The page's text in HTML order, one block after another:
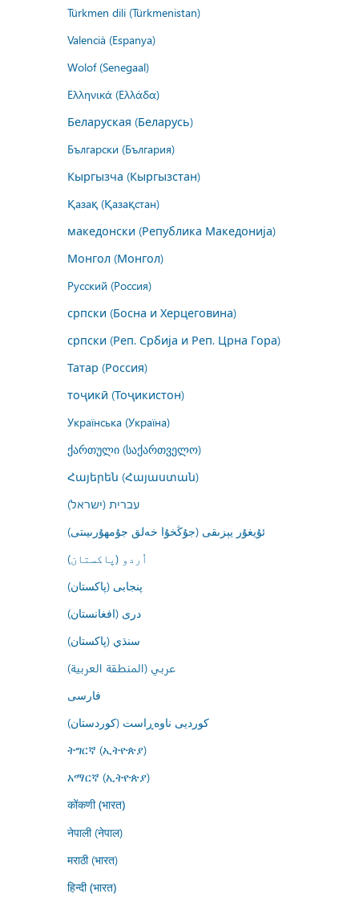
Türkmen dili (Türkmenistan)
Valencià (Espanya)
Wolof (Senegaal)
Ελληνικά (Ελλάδα)
Беларуская (Беларусь)
Български (България)
Кыргызча (Кыргызстан)
Қазақ (Қазақстан)
македонски (Република Македонија)
Монгол (Монгол)
Русский (Россия)
српски (Босна и Херцеговина)
српски (Реп. Србија и Реп. Црна Гора)
Татар (Россия)
тоҷикӣ (Тоҷикистон)
Українська (Україна)
ქართული (საქართველო)
Հայերեն (Հայաստան)
עברית (ישראל)
ئۇيغۇر يېزىقى (جۇڭخۇا خەلق جۇمھۇرىيىتى)
اُردو (پاکستان)
پنجابی (پاکستان)
درى (افغانستان)
سنڌي (پاکستان)
عربي (المنطقة العربية)
فارسى
کوردیی ناوەڕاست (کوردستان)
ትግርኛ (ኢትዮጵያ)
አማርኛ (ኢትዮጵያ)
कोंकणी (भारत)
नेपाली (नेपाल)
मराठी (भारत)
हिन्दी (भारत)